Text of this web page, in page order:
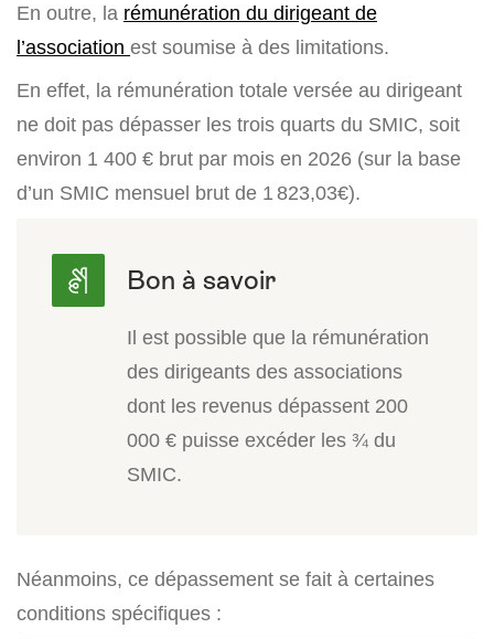
En outre, la rémunération du dirigeant de
l’association est soumise à des limitations.
En effet, la rémunération totale versée au dirigeant
ne doit pas dépasser les trois quarts du SMIC, soit
environ 1 400 € brut par mois en 2026 (sur la base
d’un SMIC mensuel brut de 1 823,03€).
Il est possible que la rémunération
des dirigeants des associations
dont les revenus dépassent 200
000 € puisse excéder les ¾ du
SMIC.
Néanmoins, ce dépassement se fait à certaines
conditions spécifiques :